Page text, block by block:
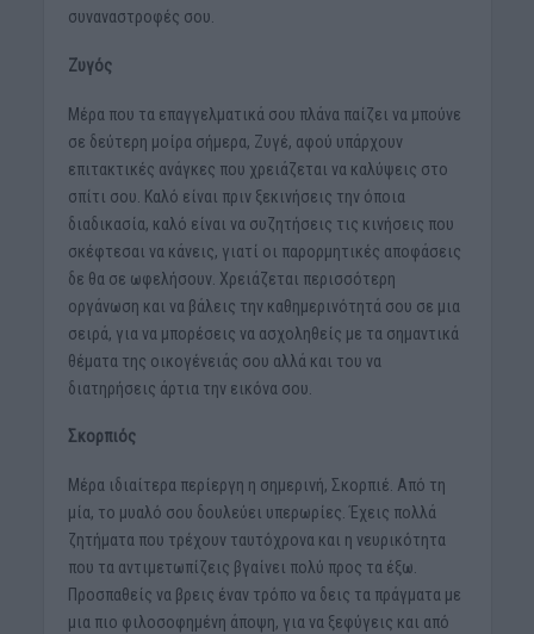
συναναστροφές σου.
Ζυγός
Μέρα που τα επαγγελματικά σου πλάνα παίζει να μπούνε
σε δεύτερη μοίρα σήμερα, Ζυγέ, αφού υπάρχουν
επιτακτικές ανάγκες που χρειάζεται να καλύψεις στο
σπίτι σου. Καλό είναι πριν ξεκινήσεις την όποια
διαδικασία, καλό είναι να συζητήσεις τις κινήσεις που
σκέφτεσαι να κάνεις, γιατί οι παρορμητικές αποφάσεις
δε θα σε ωφελήσουν. Χρειάζεται περισσότερη
οργάνωση και να βάλεις την καθημερινότητά σου σε μια
σειρά, για να μπορέσεις να ασχοληθείς με τα σημαντικά
θέματα της οικογένειάς σου αλλά και του να
διατηρήσεις άρτια την εικόνα σου.
Σκορπιός
Μέρα ιδιαίτερα περίεργη η σημερινή, Σκορπιέ. Από τη
μία, το μυαλό σου δουλεύει υπερωρίες. Έχεις πολλά
ζητήματα που τρέχουν ταυτόχρονα και η νευρικότητα
που τα αντιμετωπίζεις βγαίνει πολύ προς τα έξω.
Προσπαθείς να βρεις έναν τρόπο να δεις τα πράγματα με
μια πιο φιλοσοφημένη άποψη, για να ξεφύγεις και από